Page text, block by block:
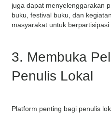
juga dapat menyelenggarakan
buku, festival buku, dan
masyarakat untuk berpartisipasi
3. Membuka
Penulis Lokal
Platform penting bagi penulis